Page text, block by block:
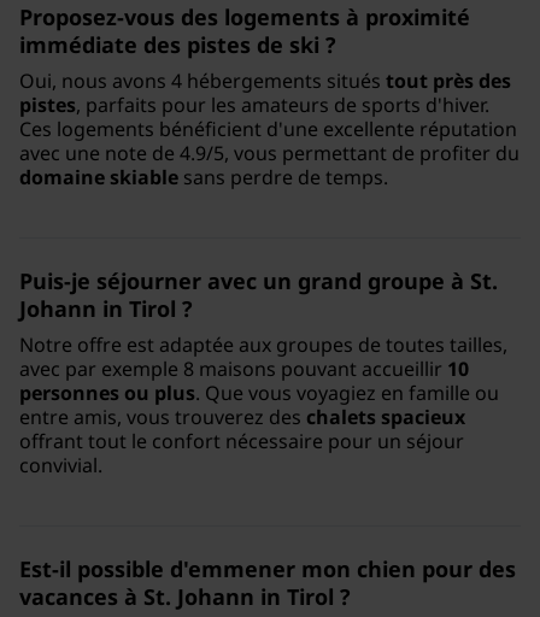
Proposez-vous des logements à proximité
immédiate des pistes de ski ?
Oui, nous avons 4 hébergements situés tout près des
pistes, parfaits pour les amateurs de sports d'hiver.
Ces logements bénéficient d'une excellente réputation
avec une note de 4.9/5, vous permettant de profiter du
domaine skiable sans perdre de temps.
Puis-je séjourner avec un grand groupe à St.
Johann in Tirol ?
Notre offre est adaptée aux groupes de toutes tailles,
avec par exemple 8 maisons pouvant accueillir 10
personnes ou plus. Que vous voyagiez en famille ou
entre amis, vous trouverez des chalets spacieux
offrant tout le confort nécessaire pour un séjour
convivial.
Est-il possible d'emmener mon chien pour des
vacances à St. Johann in Tirol ?